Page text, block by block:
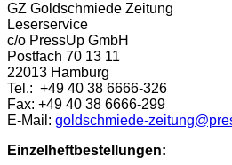
GZ Goldschmiede Zeitung
Leserservice
c/o PressUp GmbH
Postfach 70 13 11
22013 Hamburg
Tel.: +49 40 38 6666-326
Fax: +49 40 38 6666-299
E-Mail: goldschmiede-
Einzelheftbestellungen: